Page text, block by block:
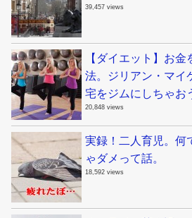
39,457 views
【ダイエット】お
法。ジリアン・マイ
宅をジムにしちゃお
20,848 views
実録！二人育児。何
ゃダメって話。
18,592 views